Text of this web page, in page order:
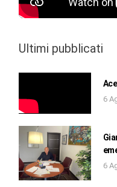
Ultimi pubblicati
6
6